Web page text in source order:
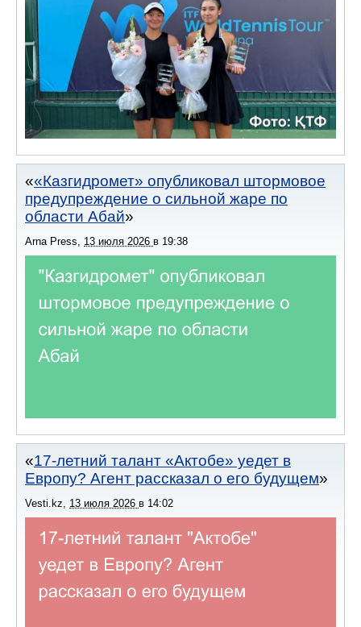
«Казгидромет» опубликовал штормовое
предупреждение о сильной жаре по
области Абай
Arna Press, 13 июля 2026 в 19:38
17-летний талант «Актобе» уедет в
Европу? Агент рассказал о его будущем
Vesti.kz, 13 июля 2026 в 14:02